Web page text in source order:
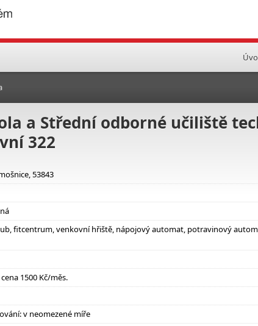
a Střední odborné učiliště
322
53843
fitcentrum, venkovní hřiště, nápojový automat, potravinový
1500 Kč/měs.
v neomezené míře